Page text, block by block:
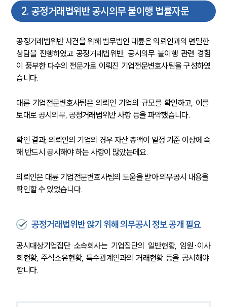
2. 공정거래법위반 공시의무 불이행 법률자문
공정거래법위반 사건을 위해 법무법인 대륜은 의뢰인과의 면밀한
상담을 진행하였고 공정거래법위반, 공시의무 불이행 관련 경험
이 풍부한 다수의 전문가로 이뤄진 기업전문변호사팀을 구성하였
습니다.
대륜 기업전문변호사팀은 의뢰인 기업의 규모를 확인하고, 이를
토대로 공시의무, 공정거래법위반 사항 등을 파악했습니다.
확인 결과, 의뢰인의 기업의 경우 자산 총액이 일정 기준 이상에 속
해 반드시 공시해야 하는 사항이 많았는데요.
의뢰인은 대륜 기업전문변호사팀의 도움을 받아 의무공시 내용을
확인할 수 있었습니다.
공정거래법위반 않기 위해 의무공시 정보 공개 필요
공시대상기업집단 소속회사는 기업집단의 일반현황, 임원·이사
회현황, 주식소유현황, 특수관계인과의 거래현황 등을 공시해야
합니다.